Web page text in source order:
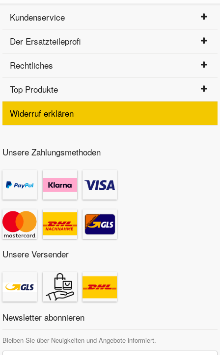
Kundenservice
Der Ersatzteileprofi
Rechtliches
Top Produkte
Widerruf erklären
Unsere Zahlungsmethoden
Unsere Versender
Newsletter abonnieren
Bleiben Sie über Neuigkeiten und Angebote informiert.